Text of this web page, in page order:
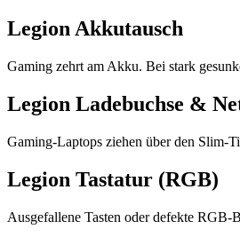
Legion Akkutausch
Gaming zehrt am Akku. Bei stark
Legion Ladebuchse &
Gaming-Laptops ziehen über den Slim-
Legion Tastatur (RGB)
Ausgefallene Tasten oder defekte